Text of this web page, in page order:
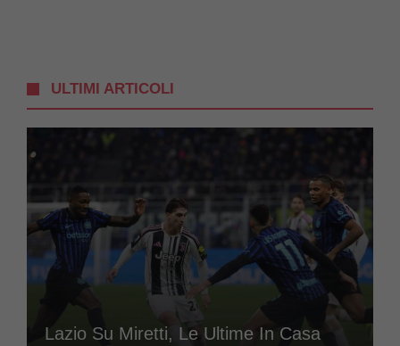
ULTIMI ARTICOLI
Lazio Su Miretti, Le Ultime In Casa